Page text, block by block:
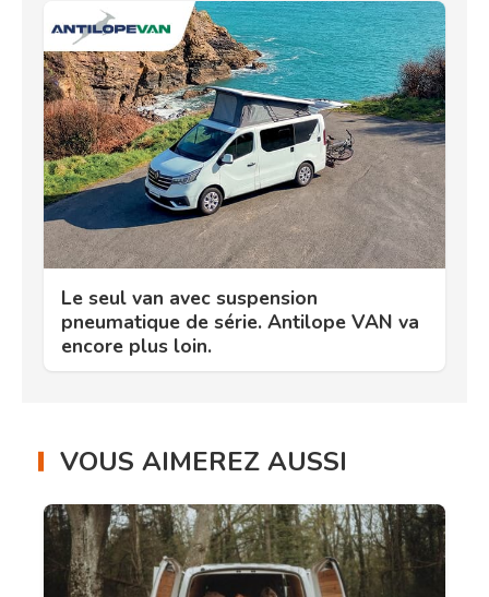
Le seul van avec suspension
pneumatique de série. Antilope VAN va
encore plus loin.
VOUS AIMEREZ AUSSI